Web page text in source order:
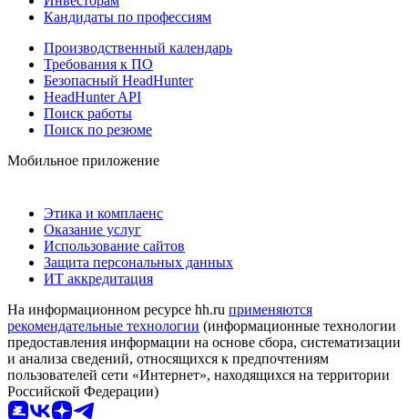
Кандидаты по профессиям
Производственный календарь
Требования к ПО
Безопасный HeadHunter
HeadHunter API
Поиск работы
Поиск по резюме
Мобильное приложение
Этика и комплаенс
Оказание услуг
Использование сайтов
Защита персональных данных
ИТ аккредитация
На информационном ресурсе hh.ru применяются
рекомендательные технологии (информационные технологии
предоставления информации на основе сбора, систематизации
и анализа сведений, относящихся к предпочтениям
пользователей сети «Интернет», находящихся на территории
Российской Федерации)